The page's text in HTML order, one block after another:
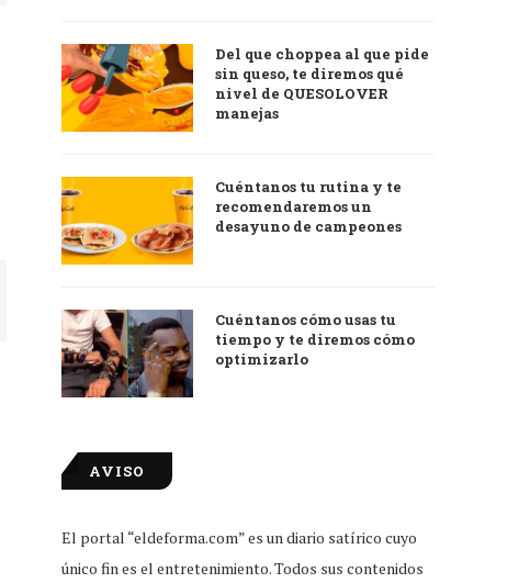
Del que choppea al que pide
sin queso, te diremos qué
nivel de QUESOLOVER
manejas
Cuéntanos tu rutina y te
recomendaremos un
desayuno de campeones
Cuéntanos cómo usas tu
tiempo y te diremos cómo
optimizarlo
AVISO
El portal “eldeforma.com” es un diario satírico cuyo
único fin es el entretenimiento. Todos sus contenidos